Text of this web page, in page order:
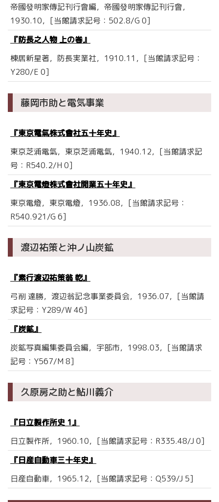
帝國發明家傳記刊行會編，帝國發明家傳記刊行會，
1930.10，[当館請求記号：502.8/G 0]
『防長之人物 上の巻』
棟居新星著，防長実業社，1910.11，[当館請求記号：
Y280/E 0]
藤岡市助と電気事業
『東京電氣株式會社五十年史』
東京芝浦電氣，東京芝浦電氣，1940.12，[当館請求記
号：R540.2/H 0]
『東京電燈株式會社開業五十年史』
東京電燈，東京電燈，1936.08，[当館請求記号：
R540.921/G 6]
渡辺祐策と沖ノ山炭鉱
『素行渡辺祐策翁 乾』
弓削 達勝，渡辺翁記念事業委員会，1936.07，[当館請
求記号：Y289/W 46]
『炭鉱』
炭鉱写真編集委員会編，宇部市，1998.03，[当館請求
記号：Y567/M 8]
久原房之助と鮎川義介
『日立製作所史 1』
日立製作所，1960.10，[当館請求記号：R335.48/J 0]
『日産自動車三十年史』
日産自動車，1965.12，[当館請求記号：Q539/J 5]